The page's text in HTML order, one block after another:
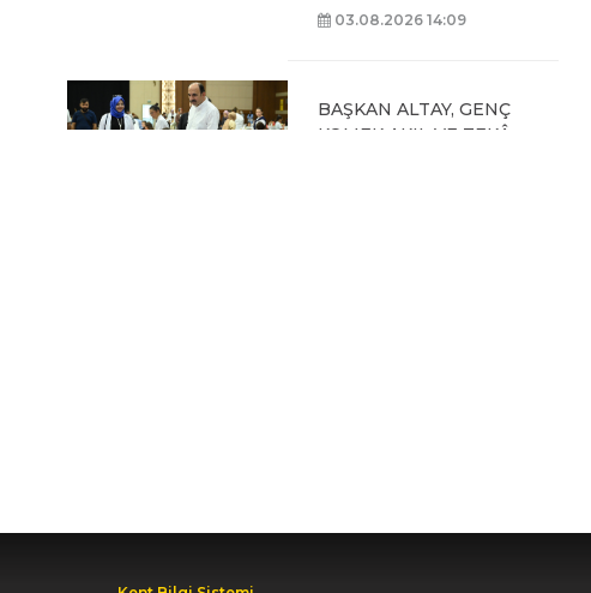
03.08.2026 14:09
BAŞKAN ALTAY, GENÇ
KOMEK AKIL VE ZEKÂ